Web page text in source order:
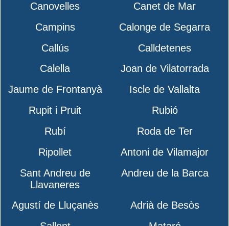
Canovelles
Canet de Mar
Campins
Calonge de Segarra
Callús
Calldetenes
Calella
Joan de Vilatorrada
Jaume de Frontanyà
Iscle de Vallalta
Rupit i Pruit
Rubió
Rubí
Roda de Ter
Ripollet
Antoni de Vilamajor
Sant Andreu de
Llavaneres
Andreu de la Barca
Agustí de Lluçanès
Adrià de Besòs